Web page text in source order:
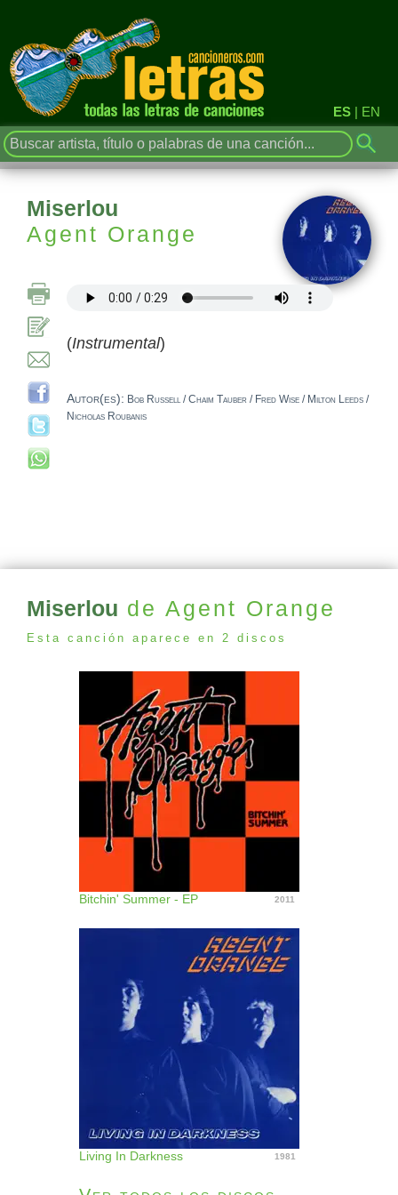
ES | EN
Miserlou
Agent Orange
(Instrumental)
Autor(es): Bob Russell / Chaim Tauber / Fred Wise / Milton Leeds /
Nicholas Roubanis
Miserlou de Agent Orange
Esta canción aparece en 2 discos
Bitchin' Summer - EP 2011
Living In Darkness 1981